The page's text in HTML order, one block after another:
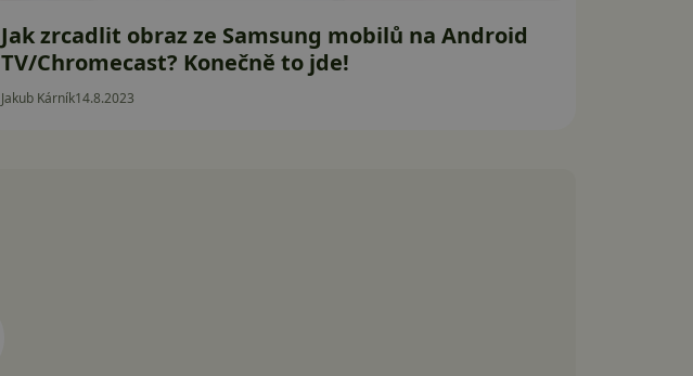
Jak zrcadlit obraz ze Samsung mobilů na Android
TV/Chromecast? Konečně to jde!
Jakub Kárník14.8.2023